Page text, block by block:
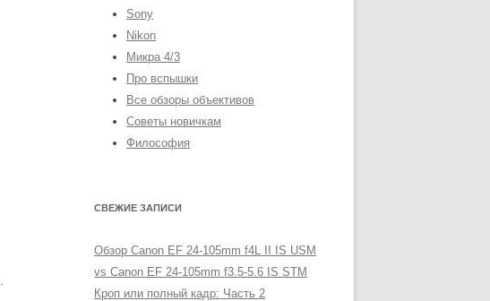
Sony
Nikon
Микра 4/3
Про вспышки
Все обзоры объективов
Советы новичкам
Философия
СВЕЖИЕ ЗАПИСИ
Обзор Canon EF 24-105mm f4L II IS USM
vs Canon EF 24-105mm f3.5-5.6 IS STM
Кроп или полный кадр: Часть 2